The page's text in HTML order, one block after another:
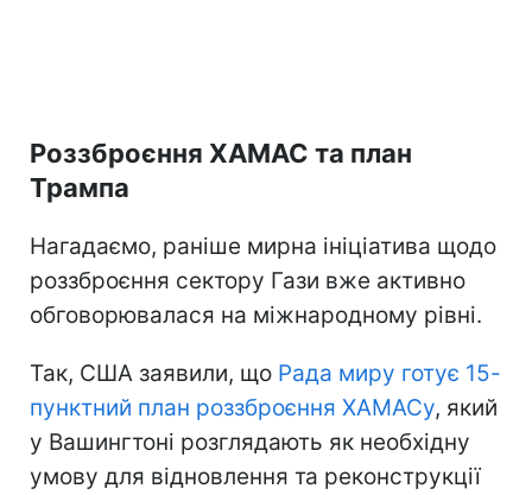
Роззброєння ХАМАС та план
Трампа
Нагадаємо, раніше мирна ініціатива щодо
роззброєння сектору Гази вже активно
обговорювалася на міжнародному рівні.
Так, США заявили, що Рада миру готує 15-
пунктний план роззброєння ХАМАСу, який
у Вашингтоні розглядають як необхідну
умову для відновлення та реконструкції